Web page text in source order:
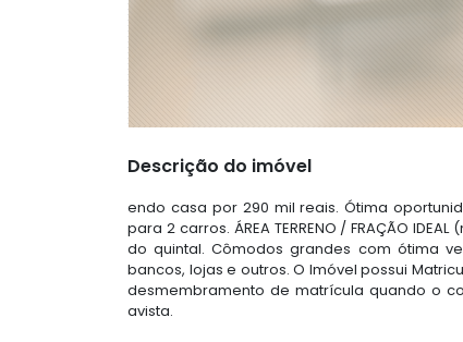
Descrição do imóvel
endo casa por 290 mil reais. Ótima
para 2 carros. ÁREA TERRENO / FRAÇÃO
do quintal. Cômodos grandes com ótima
bancos, lojas e outros. O Imóvel possui
desmembramento de matrícula quando o
avista.